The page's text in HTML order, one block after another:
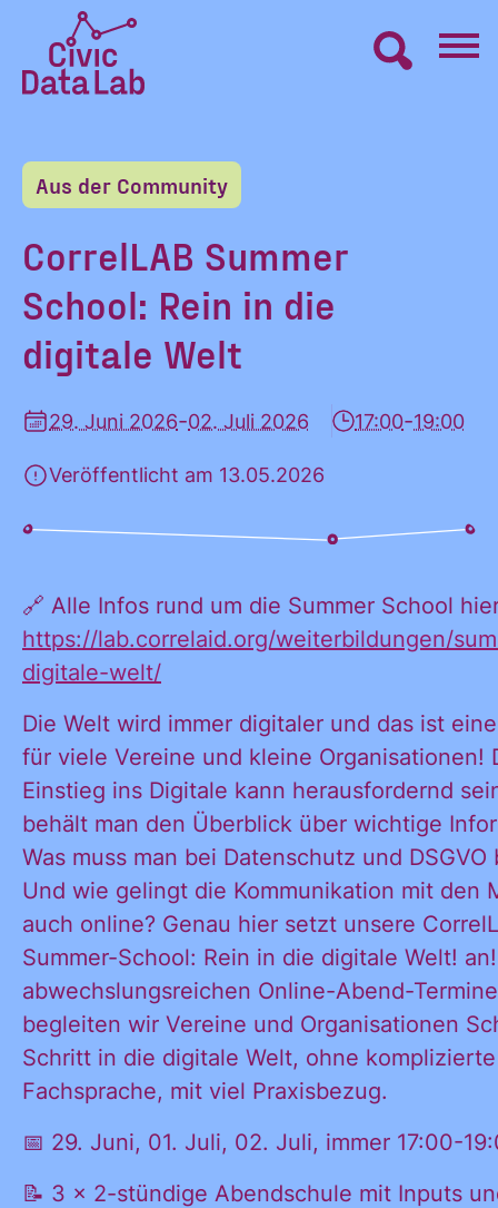
Inhalt
springen
Lab
Startseite
LERNEN
MACHEN
BLOG
ÜBER UNS
Aus der Community
CorrelLAB Summer
School: Rein in die
digitale Welt
29. Juni 2026-02. Juli 2026 17:00-19:00
Veröffentlicht am 13.05.2026
🔗 Alle Infos rund um die Summer School
https://lab.correlaid.org/weiterbildungen/
digitale-welt/
Die Welt wird immer digitaler und das ist
für viele Vereine und kleine Organisationen!
Einstieg ins Digitale kann herausfordernd
behält man den Überblick über wichtige
Was muss man bei Datenschutz und DSGVO
Und wie gelingt die Kommunikation mit den
auch online? Genau hier setzt unsere
Summer-School: Rein in die digitale Welt!
abwechslungsreichen Online-Abend-
begleiten wir Vereine und Organisationen
Schritt in die digitale Welt, ohne komplizierte
Fachsprache, mit viel Praxisbezug.
📅 29. Juni, 01. Juli, 02. Juli, immer 17:00-
📝 3 x 2-stündige Abendschule mit Inputs